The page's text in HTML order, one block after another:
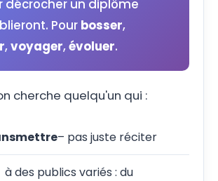
décrocher un diplôme
Pour bosser,
,voyager,évoluer.
cherche quelqu'un qui :
– pas juste réciter
à des publics variés : du